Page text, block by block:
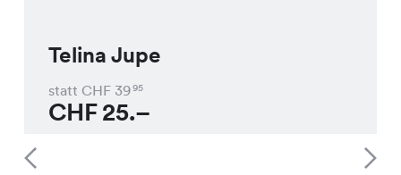
Telina Jupe
statt CHF 3995
CHF25.–